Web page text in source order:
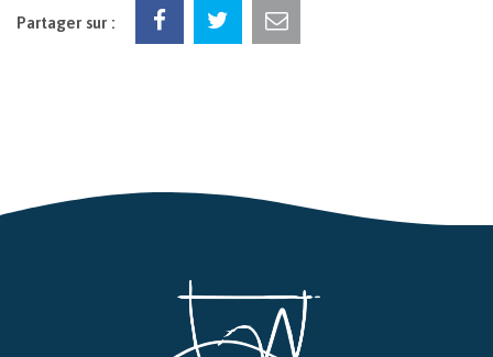
Partager sur :